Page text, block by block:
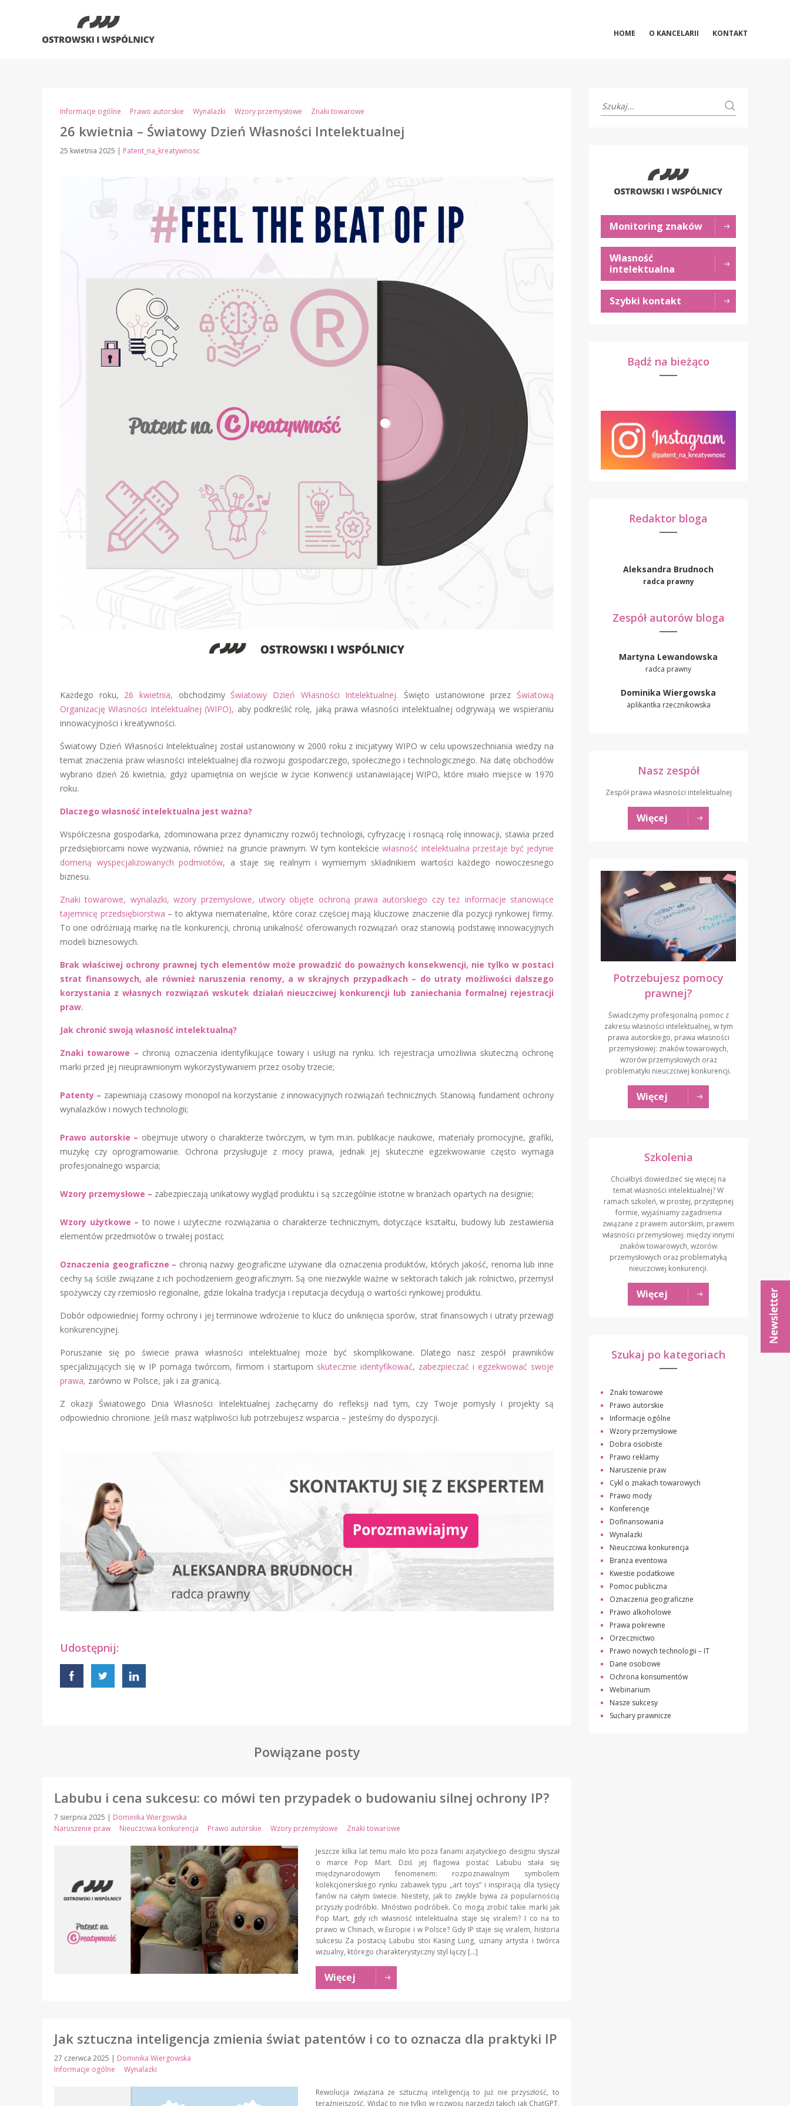
HOME O KANCELARII KONTAKT
Informacje ogólne Prawo autorskie Wynalazki Wzory przemysłowe Znaki towarowe
26 kwietnia – Światowy Dzień Własności Intelektualnej
25 kwietnia 2025 | Patent_na_kreatywnosc
Każdego roku, 26 kwietnia, obchodzimyŚwiatowy Dzień Własności Intelektualnej. Święto ustanowione przezŚwiatową
Organizację Własności Intelektualnej (WIPO), aby podkreślić rolę, jaką prawa własności intelektualnej odgrywają we wspieraniu
innowacyjności i kreatywności.
Światowy Dzień Własności Intelektualnej został ustanowiony w 2000 roku z inicjatywy WIPO w celu upowszechniania wiedzy na
temat znaczenia praw własności intelektualnej dla rozwoju gospodarczego, społecznego i technologicznego. Na datę obchodów
wybrano dzień 26 kwietnia, gdyż upamiętnia on wejście w życie Konwencji ustanawiającej WIPO, które miało miejsce w 1970
roku.
Dlaczego własność intelektualna jest ważna?
Współczesna gospodarka, zdominowana przez dynamiczny rozwój technologii, cyfryzację i rosnącą rolę innowacji, stawia przed
przedsiębiorcami nowe wyzwania, również na gruncie prawnym. W tym kontekściewłasność intelektualna przestaje być jedynie
domeną wyspecjalizowanych podmiotów, a staje się realnym i wymiernym składnikiem wartości każdego nowoczesnego
biznesu.
Znaki towarowe, wynalazki, wzory przemysłowe, utwory objęte ochroną prawa autorskiego czy też informacje stanowiące
tajemnicę przedsiębiorstwa – to aktywa niematerialne, które coraz częściej mają kluczowe znaczenie dla pozycji rynkowej firmy.
To one odróżniają markę na tle konkurencji, chronią unikalność oferowanych rozwiązań oraz stanowią podstawę innowacyjnych
modeli biznesowych.
Brak właściwej ochrony prawnej tych elementów może prowadzić do poważnych konsekwencji, nie tylko w postaci
strat finansowych, ale również naruszenia renomy, a w skrajnych przypadkach – do utraty możliwości dalszego
korzystania z własnych rozwiązań wskutek działań nieuczciwej konkurencji lub zaniechania formalnej rejestracji
praw.
Jak chronić swoją własność intelektualną?
Znaki towarowe – chronią oznaczenia identyfikujące towary i usługi na rynku. Ich rejestracja umożliwia skuteczną ochronę
marki przed jej nieuprawnionym wykorzystywaniem przez osoby trzecie;
Patenty – zapewniają czasowy monopol na korzystanie z innowacyjnych rozwiązań technicznych. Stanowią fundament ochrony
wynalazków i nowych technologii;
Prawo autorskie – obejmuje utwory o charakterze twórczym, w tym m.in. publikacje naukowe, materiały promocyjne, grafiki,
muzykę czy oprogramowanie. Ochrona przysługuje z mocy prawa, jednak jej skuteczne egzekwowanie często wymaga
profesjonalnego wsparcia;
Wzory przemysłowe – zabezpieczają unikatowy wygląd produktu i są szczególnie istotne w branżach opartych na designie;
Wzory użytkowe – to nowe i użyteczne rozwiązania o charakterze technicznym, dotyczące kształtu, budowy lub zestawienia
elementów przedmiotów o trwałej postaci;
Oznaczenia geograficzne – chronią nazwy geograficzne używane dla oznaczenia produktów, których jakość, renoma lub inne
cechy są ściśle związane z ich pochodzeniem geograficznym. Są one niezwykle ważne w sektorach takich jak rolnictwo, przemysł
spożywczy czy rzemiosło regionalne, gdzie lokalna tradycja i reputacja decydują o wartości rynkowej produktu.
Dobór odpowiedniej formy ochrony i jej terminowe wdrożenie to klucz do uniknięcia sporów, strat finansowych i utraty przewagi
konkurencyjnej.
Poruszanie się po świecie prawa własności intelektualnej może być skomplikowane. Dlatego nasz zespół prawników
specjalizujących się w IP pomaga twórcom, firmom i startupom skutecznie identyfikować, zabezpieczać i egzekwować swoje
prawa, zarówno w Polsce, jak i za granicą.
Z okazji Światowego Dnia Własności Intelektualnej zachęcamy do refleksji nad tym, czy Twoje pomysły i projekty są
odpowiednio chronione. Jeśli masz wątpliwości lub potrzebujesz wsparcia – jesteśmy do dyspozycji.
Udostępnij:
Powiązane posty
Labubu i cena sukcesu: co mówi ten przypadek o budowaniu silnej ochrony IP?
7 sierpnia 2025 | Dominika Wiergowska
Naruszenie praw
Nieuczciwa konkurencja Prawo autorskie Wzory przemysłowe Znaki towarowe
Jeszcze kilka lat temu mało kto poza fanami azjatyckiego designu słyszał
o marce Pop Mart. Dziś jej flagowa postać Labubu stała się
międzynarodowym fenomenem: rozpoznawalnym symbolem
kolekcjonerskiego rynku zabawek typu „art toys” i inspiracją dla tysięcy
fanów na całym świecie. Niestety, jak to zwykle bywa za popularnością
przyszły podróbki. Mnóstwo podróbek. Co mogą zrobić takie marki jak
Pop Mart, gdy ich własność intelektualna staje się viralem? I co na to
prawo w Chinach, w Europie i w Polsce? Gdy IP staje się viralem, historia
sukcesu Za postacią Labubu stoi Kasing Lung, uznany artysta i twórca
wizualny, którego charakterystyczny styl łączy […]
Więcej
Jak sztuczna inteligencja zmienia świat patentów i co to oznacza dla praktyki IP
27 czerwca 2025 | Dominika Wiergowska
Informacje ogólne
Wynalazki
Rewolucja związana ze sztuczną inteligencją to już nie przyszłość, to
teraźniejszość. Widać to nie tylko w rozwoju narzędzi takich jak ChatGPT,
Monitoring znaków
Własność
intelektualna
Szybki kontakt
Bądź na bieżąco
Redaktor bloga
Aleksandra Brudnoch
radca prawny
Zespół autorów bloga
Martyna Lewandowska
radca prawny
Dominika Wiergowska
aplikantka rzecznikowska
Nasz zespół
Zespół prawa własności intelektualnej
Więcej
Potrzebujesz pomocy
prawnej?
Świadczymy profesjonalną pomoc z
zakresu własności intelektualnej, w tym
prawa autorskiego, prawa własności
przemysłowej: znaków towarowych,
wzorów przemysłowych oraz
problematyki nieuczciwej konkurencji.
Więcej
Szkolenia
Chciałbyś dowiedzieć się więcej na
temat własności intelektualnej? W
ramach szkoleń, w prostej, przystępnej
formie, wyjaśniamy zagadnienia
związane z prawem autorskim, prawem
własności przemysłowej: między innymi
znaków towarowych, wzorów
przemysłowych oraz problematyką
nieuczciwej konkurencji.
Więcej
Szukaj po kategoriach
Znaki towarowe
Prawo autorskie
Informacje ogólne
Wzory przemysłowe
Dobra osobiste
Prawo reklamy
Naruszenie praw
Cykl o znakach towarowych
Prawo mody
Konferencje
Dofinansowania
Wynalazki
Nieuczciwa konkurencja
Branża eventowa
Kwestie podatkowe
Pomoc publiczna
Oznaczenia geograficzne
Prawo alkoholowe
Prawa pokrewne
Orzecznictwo
Prawo nowych technologii – IT
Dane osobowe
Ochrona konsumentów
Webinarium
Nasze sukcesy
Suchary prawnicze